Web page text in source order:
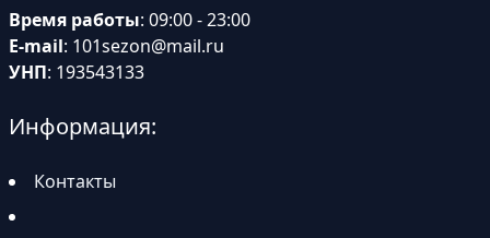
Время работы: 09:00 - 23:00
E-mail: 101sezon@mail.ru
УНП: 193543133
Информация:
Контакты